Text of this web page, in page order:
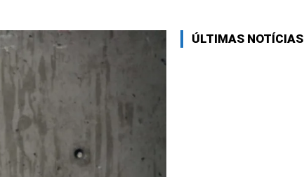
ÚLTIMAS NOTÍCIAS